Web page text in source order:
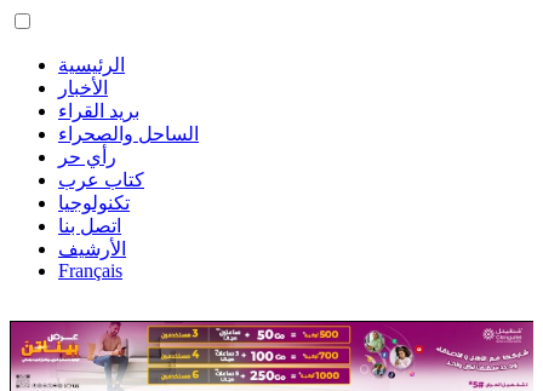
الرئيسية
الأخبار
بريد القراء
الساحل والصحراء
رأي حر
كتاب عرب
تكنولوجيا
اتصل بنا
الأرشيف
Français